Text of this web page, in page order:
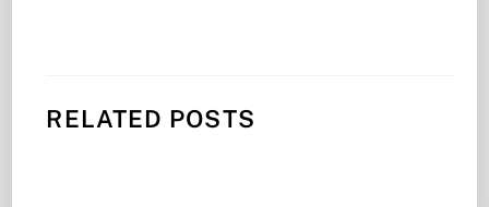
RELATED POSTS